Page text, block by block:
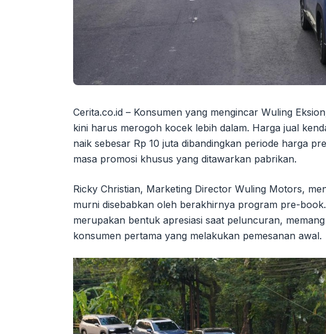
Cerita.co.id – Konsumen yang mengincar Wuling
kini harus merogoh kocek lebih dalam. Harga jual
naik sebesar Rp 10 juta dibandingkan periode harga
masa promosi khusus yang ditawarkan pabrikan.
Ricky Christian, Marketing Director Wuling Motors,
murni disebabkan oleh berakhirnya program pre-
merupakan bentuk apresiasi saat peluncuran,
konsumen pertama yang melakukan pemesanan awal.